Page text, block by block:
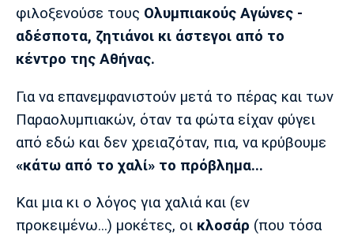
φιλοξενούσε τους Ολυμπιακούς Αγώνες -
αδέσποτα, ζητιάνοι κι άστεγοι από το
κέντρο της Αθήνας.
Για να επανεμφανιστούν μετά το πέρας και των
Παραολυμπιακών, όταν τα φώτα είχαν φύγει
από εδώ και δεν χρειαζόταν, πια, να κρύβουμε
«κάτω από το χαλί» το πρόβλημα...
Και μια κι ο λόγος για χαλιά και (εν
προκειμένω...) μοκέτες, οι κλοσάρ (που τόσα